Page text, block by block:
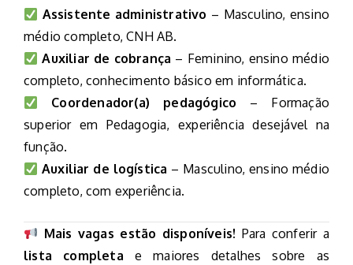
Assistente administrativo – Masculino, ensino
médio completo, CNH AB.
Auxiliar de cobrança – Feminino, ensino médio
completo, conhecimento básico em informática.
Coordenador(a) pedagógico – Formação
superior em Pedagogia, experiência desejável na
função.
Auxiliar de logística – Masculino, ensino médio
completo, com experiência.
Mais vagas estão disponíveis! Para conferir a
lista completa e maiores detalhes sobre as